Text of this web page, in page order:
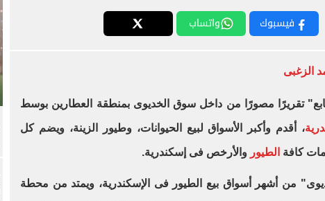
فيسبوك واتساب
الزغبى
تقريرًا مصورًا من داخل سوق الخديوى بمنطقة العطارين بوسط
، أقدم وأكبر الأسواق لبيع الحيوانات، وطيور الزينة، ويضم كل
كافة الطيور والأرخص فى إسكندرية.
من أشهر أسواق بيع الطيور فى الإسكندرية، ويمتد من محطة